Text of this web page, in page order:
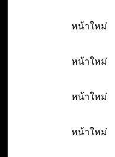
หน้าใหม่
หน้าใหม่
หน้าใหม่
หน้าใหม่